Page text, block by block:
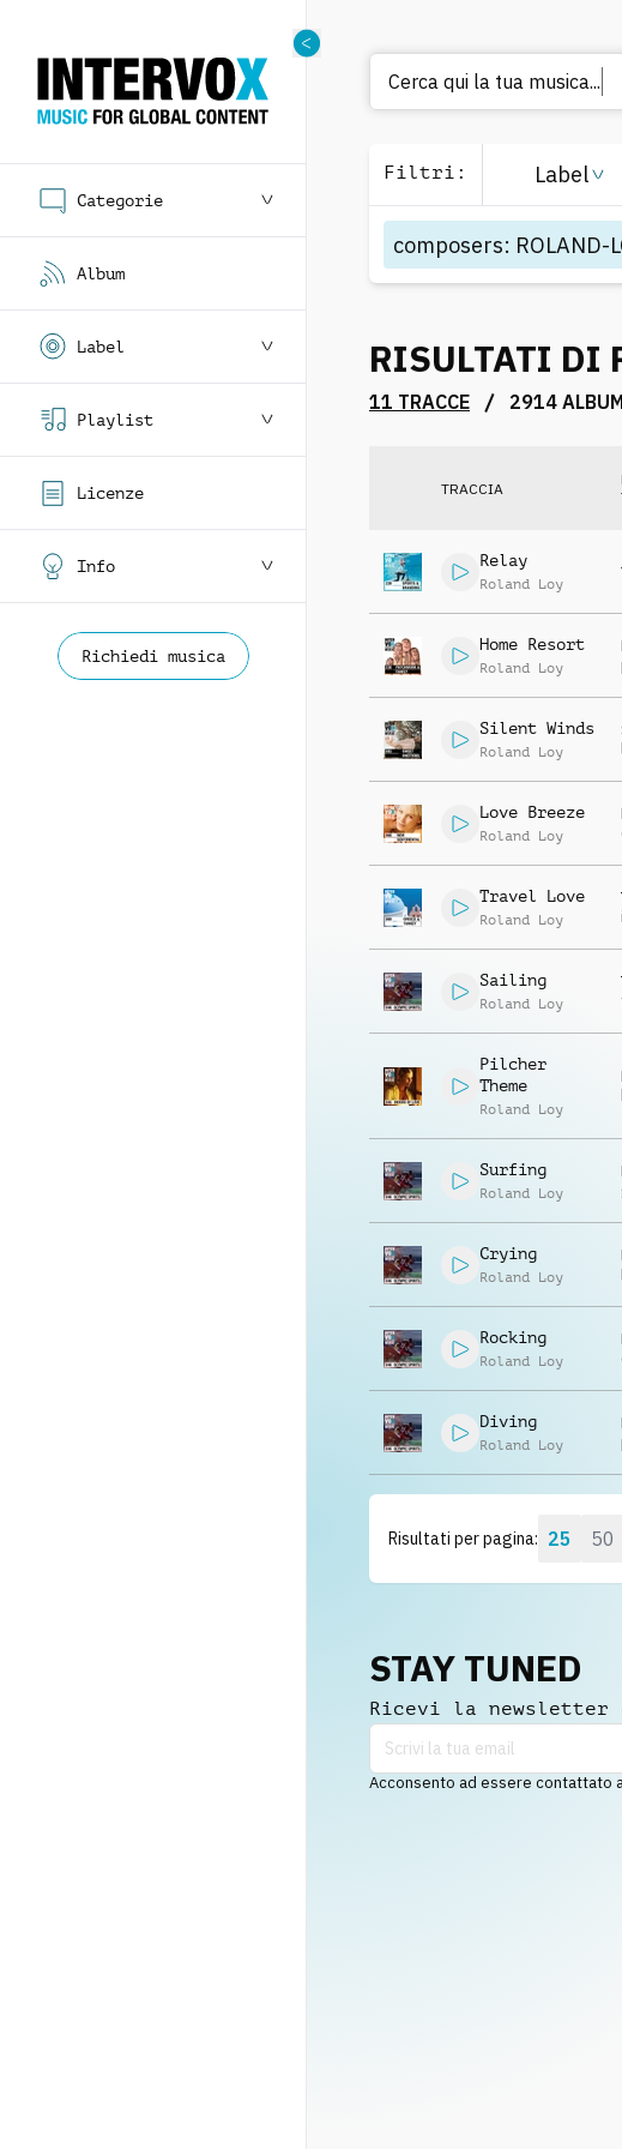
Categorie
Album
Label
Playlist
Licenze
Info
Richiedi musica
Cerca qui la tua mus
Filtri : Label
composers: ROLAND-
RISULTATI DI
11 TRACCE / 2914
TRACCIA
Relay
Roland Loy
Home Resort
Roland Loy
Silent Winds
Roland Loy
Love Breeze
Roland Loy
Travel Love
Roland Loy
Sailing
Roland Loy
Pilcher
Theme
Roland Loy
Surfing
Roland Loy
Crying
Roland Loy
Rocking
Roland Loy
Diving
Roland Loy
Risultati per pagina: 25 50
STAY TUNED
Ricevi la newsletter
Acconsento ad essere contattato